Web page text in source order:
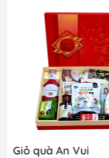
Giỏ quà An Vui